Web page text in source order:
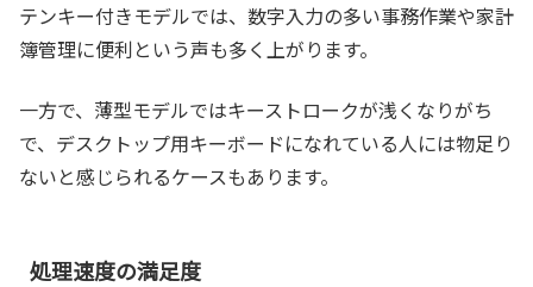
テンキー付きモデルでは、数字入力の多い事務作業や家計
簿管理に便利という声も多く上がります。
一方で、薄型モデルではキーストロークが浅くなりがち
で、デスクトップ用キーボードになれている人には物足り
ないと感じられるケースもあります。
処理速度の満足度